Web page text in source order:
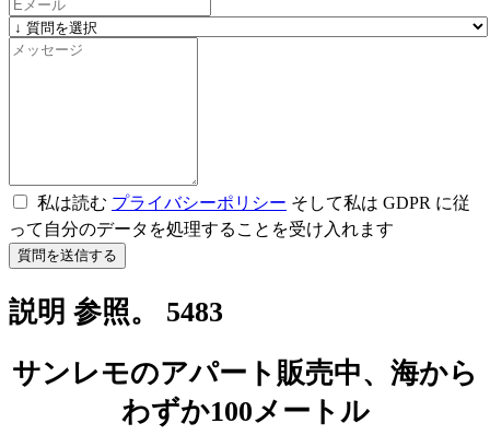
私は読む プライバシーポリシー そして私は GDPR に従
って自分のデータを処理することを受け入れます
質問を送信する
説明 参照。 5483
サンレモのアパート販売中、海から
わずか100メートル